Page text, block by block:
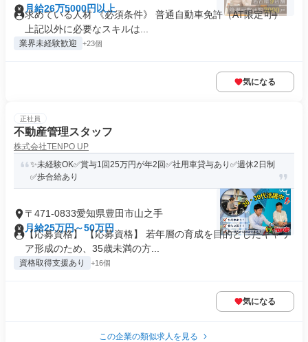
月給26万5000円以上
求めている人材 《必須条件》 普通自動車免許（AT限定可）
上記以外に必要なスキルは...
業界未経験歓迎 +23個
気になる
正社員
不動産管理スタッフ
株式会社TENPO UP
✨未経験OK✅賞与1回25万円が年2回✅社用車貸与あり✅週休2日制
✅歩合給あり
〒471-0833愛知県豊田市山之手
月給25万円～50万円
【応募資格】 【応募資格】 若年層の育成を目的としたキャリ
ア形成のため、35歳未満の方...
資格取得支援あり +16個
気になる
この企業の類似求人を見る